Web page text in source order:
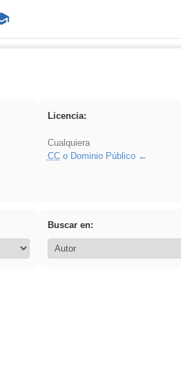
Licencia:
Cualquiera
CCo Dominio Público
Buscar en: